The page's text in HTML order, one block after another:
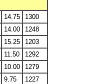
14.75
1300
14.00
1248
15.25
1203
11.50
1292
10.00
1279
9.75
1227